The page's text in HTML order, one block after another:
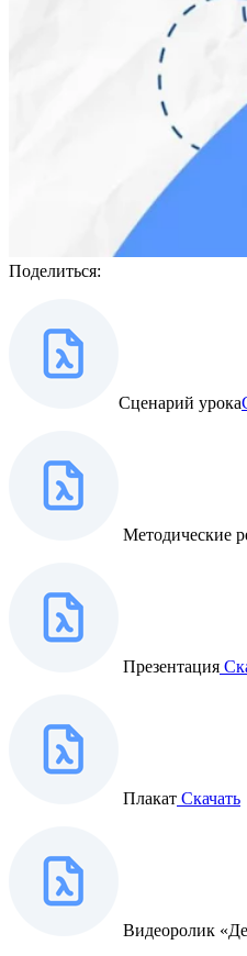
Поделиться:
Сценарий урока
Методические
Презентация
Плакат Скачать
Видеоролик